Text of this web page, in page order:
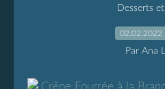
Desserts
02.02.2022
Par Ana